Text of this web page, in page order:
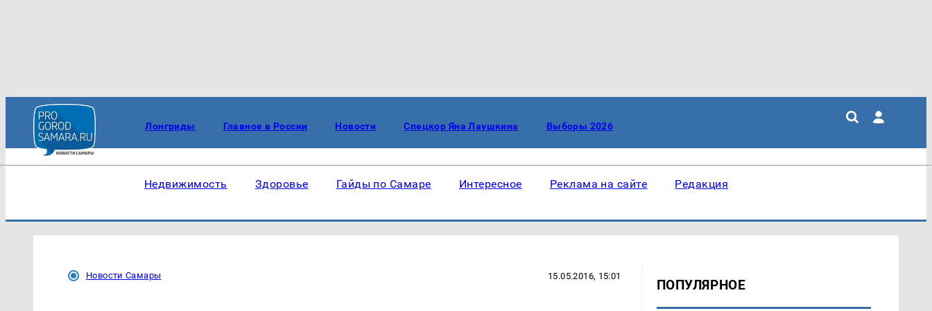
Лонгриды Главное в России Новости Спецкор Яна Лаушкина Выборы 2026
Недвижимость Здоровье Гайды по Самаре Интересное Реклама на сайте Редакция
Новости Самары 15.05.2016, 15:01
ПОПУЛЯРНОЕ